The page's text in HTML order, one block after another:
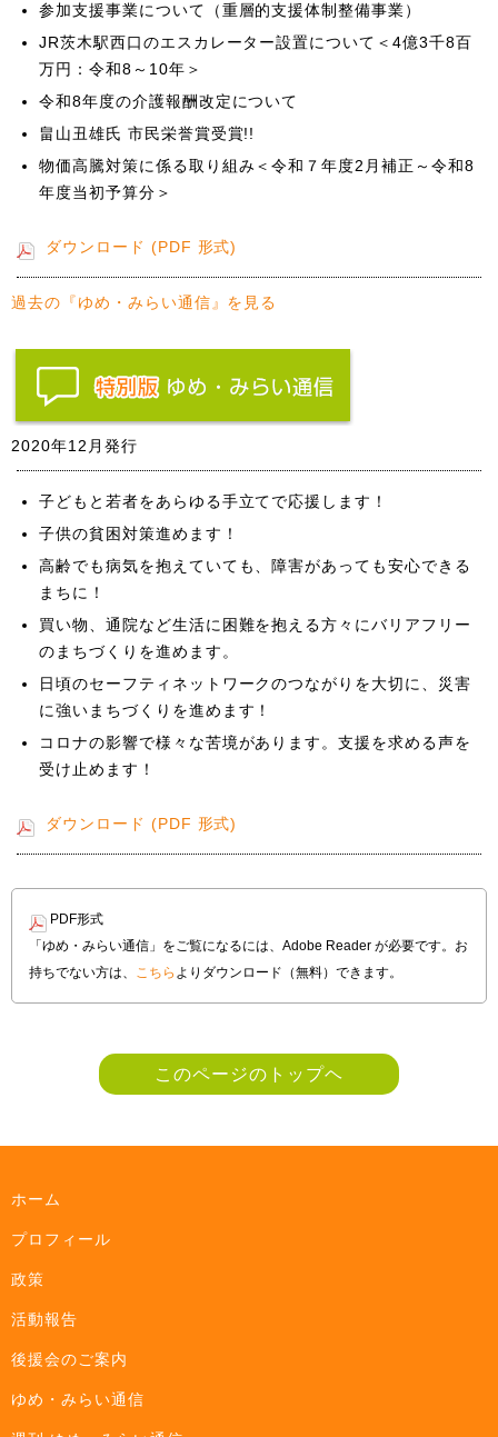
参加支援事業について（重層的支援体制整備事業）
JR茨木駅西口のエスカレーター設置について＜4億3千8百
万円：令和8～10年＞
令和8年度の介護報酬改定について
畠山丑雄氏 市民栄誉賞受賞!!
物価高騰対策に係る取り組み＜令和７年度2月補正～令和8
年度当初予算分＞
ダウンロード (PDF 形式)
過去の『ゆめ・みらい通信』を見る
2020年12月発行
子どもと若者をあらゆる手立てで応援します！
子供の貧困対策進めます！
高齢でも病気を抱えていても、障害があっても安心できる
まちに！
買い物、通院など生活に困難を抱える方々にバリアフリー
のまちづくりを進めます。
日頃のセーフティネットワークのつながりを大切に、災害
に強いまちづくりを進めます！
コロナの影響で様々な苦境があります。支援を求める声を
受け止めます！
ダウンロード (PDF 形式)
PDF形式
「ゆめ・みらい通信」をご覧になるには、Adobe Reader が必要です。お
持ちでない方は、 こちら よりダウンロード（無料）できます。
このページのトップヘ
ホーム
プロフィール
政策
活動報告
後援会のご案内
ゆめ・みらい通信